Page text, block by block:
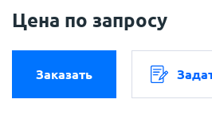
Цена по запросу
Заказать